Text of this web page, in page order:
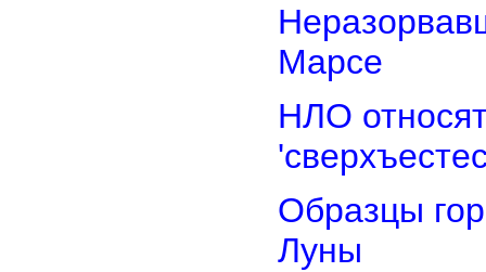
Марсе
НЛО
Образцы
Луны